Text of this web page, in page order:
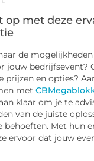
op met deze
de
jouw bedrijfsevent?
prijzen en opties?
met
klaar om je te
van de juiste
behoeften. Met hun
ervoor dat jouw